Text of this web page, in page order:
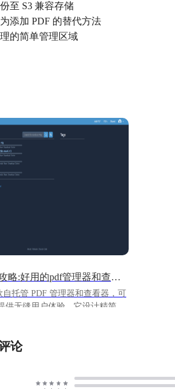
至 S3 兼容存储
添加 PDF 的替代方法
的简单管理区域
PdfDing使用攻略:好用的pdf管理器和查看器
自托管 PDF 管理器和查看器，可
供无缝用户体验。它设计精简、
干净且响应迅速的用户界面
员管理内容。
论